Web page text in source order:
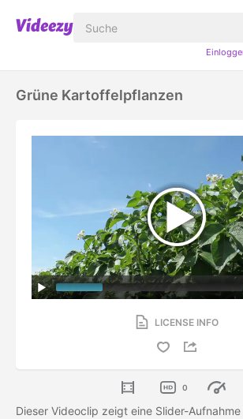
Grüne Kartoffelpflanzen
LICENSE INFO
0
Dieser Videoclip zeigt eine Slider-Aufnahme